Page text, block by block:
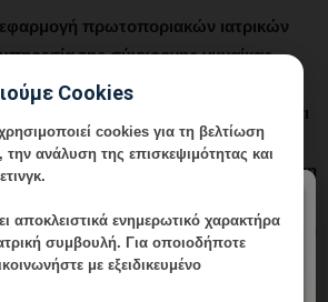
εφαρμογή πρωτοποριακών ιατρικών
της σύγχρονης γυναίκας.
- Εξατομικευμένη Διερεύνηση και
και Γυναικείας Υπογονιμότητας -
-Επιγενετική - Εφαρμοσμένη
στην Κύηση, την Υπογονιμότητα και τη
Μαιευτηρίων "Μητέρα" και
Εταιρίας Αισθητικής Ιατρικής και
Cookies
cookies για τη βελτίωση
την ανάλυση της επισκεψιμότητας και
αποκλειστικά ενημερωτικό χαρακτήρα
συμβουλή. Για οποιοδήποτε
με εξειδικευμένο